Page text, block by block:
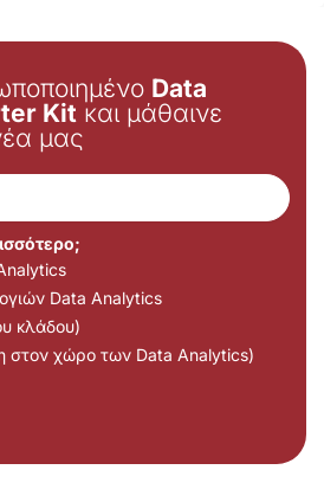
Data
Kit και μάθαινε
μας
Data Analytics
κλάδου)
στον χώρο των Data Analytics)